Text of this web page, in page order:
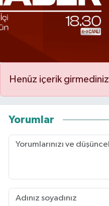
Henüz içerik girmediniz
Yorumlar